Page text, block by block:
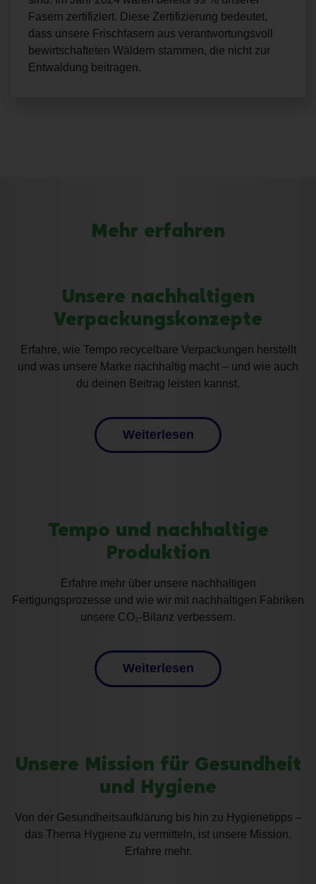
Fasern zertifiziert. Diese Zertifizierung bedeutet,
dass unsere Frischfasern aus verantwortungsvoll
bewirtschafteten Wäldern stammen, die nicht zur
Entwaldung beitragen.
Mehr erfahren
Unsere nachhaltigen
Verpackungskonzepte
Erfahre, wie Tempo recycelbare Verpackungen herstellt
und was unsere Marke nachhaltig macht – und wie auch
du deinen Beitrag leisten kannst.
Weiterlesen
Tempo und nachhaltige
Produktion
Erfahre mehr über unsere nachhaltigen
Fertigungsprozesse und wie wir mit nachhaltigen Fabriken
unsere CO₂-Bilanz verbessern.
Weiterlesen
Unsere Mission für Gesundheit
und Hygiene
Von der Gesundheitsaufklärung bis hin zu Hygienetipps –
das Thema Hygiene zu vermitteln, ist unsere Mission.
Erfahre mehr.